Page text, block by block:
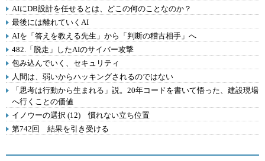
AIにDB設計を任せるとは、どこの何のことなのか？
最後には離れていくAI
AIを「答えを教える先生」から「判断の稽古相手」へ
482.「脱走」したAIのサイバー攻撃
包み込んでいく、セキュリティ
人間は、弱いからハッキングされるのではない
「思考は行動から生まれる」説。20年コードを書いて悟った、建設現場
へ行くことの価値
イノウーの選択 (12) 慣れない立ち位置
第742回 結果を引き受ける